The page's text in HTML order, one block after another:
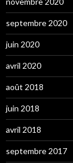
septembre 2020
juin 2020
avril 2020
août 2018
juin 2018
avril 2018
septembre 2017